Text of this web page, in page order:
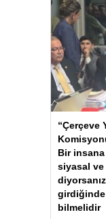
“Çerçeve
Bir insana
siyasal ve
girdiğinde
bilmelidir